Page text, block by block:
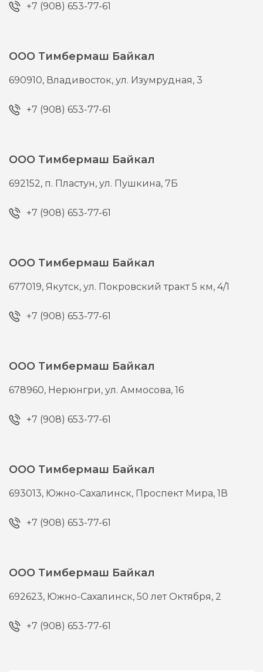
+7 (908) 653-77-61
ООО Тимбермаш Байкал
690910, Владивосток,ул. Изумрудная, 3
+7 (908) 653-77-61
ООО Тимбермаш Байкал
692152, п. Пластун,ул. Пушкина, 7Б
+7 (908) 653-77-61
ООО Тимбермаш Байкал
677019, Якутск,ул. Покровский тракт 5 км, 4/1
+7 (908) 653-77-61
ООО Тимбермаш Байкал
678960, Нерюнгри,ул. Аммосова, 16
+7 (908) 653-77-61
ООО Тимбермаш Байкал
693013, Южно-Сахалинск, Проспект Мира, 1В
+7 (908) 653-77-61
ООО Тимбермаш Байкал
692623, Южно-Сахалинск,50 лет Октября, 2
+7 (908) 653-77-61